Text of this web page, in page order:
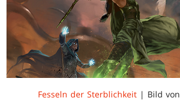
Fesseln der Sterblichkeit| Bild von